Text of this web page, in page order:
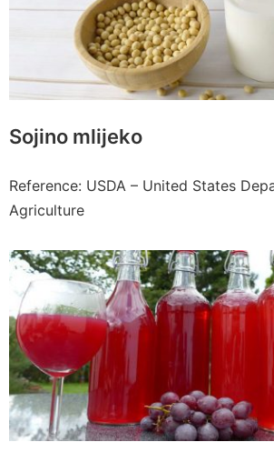
Sojino mlijeko
Reference: USDA – United States
Agriculture